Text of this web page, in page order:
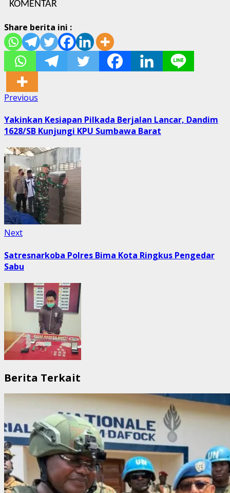
KOMENTAR
Share berita ini :
Post
navigation
Previous
Yakinkan Kesiapan Pilkada Berjalan Lancar, Dandim
1628/SB Kunjungi KPU Sumbawa Barat
NextNext
Satresnarkoba Polres Bima Kota Ringkus Pengedar
Sabu
Berita Terkait